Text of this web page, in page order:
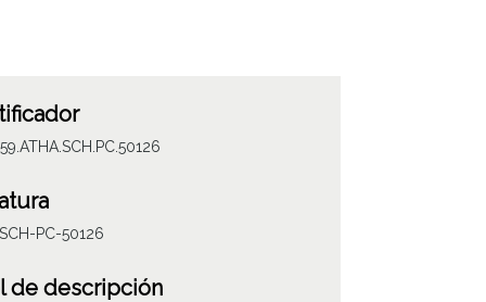
PC-50126
de descripción